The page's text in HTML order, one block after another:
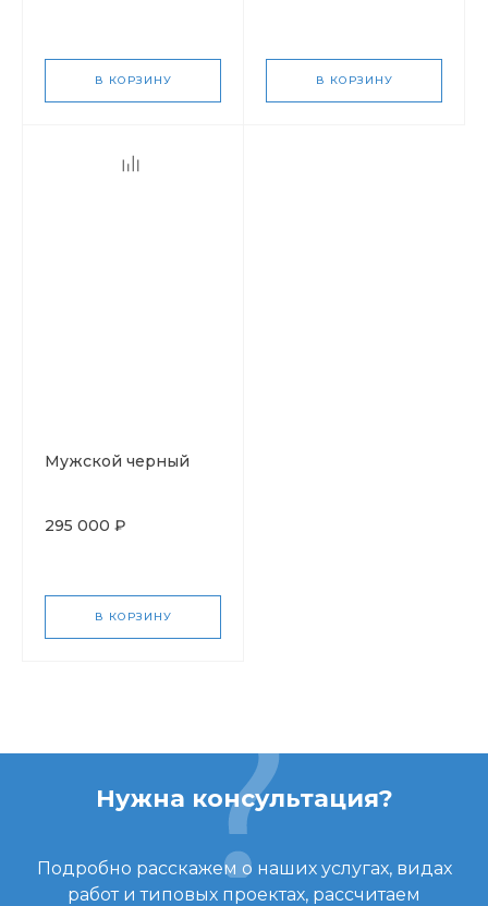
В КОРЗИНУ В КОРЗИНУ
Мужской черный
295 000 ₽
В КОРЗИНУ
Нужна консультация?
Подробно расскажем о наших услугах, видах
работ и типовых проектах, рассчитаем